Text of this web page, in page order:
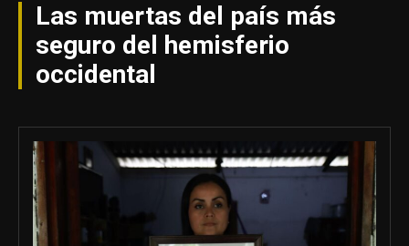
Las muertas del país más
seguro del hemisferio
occidental